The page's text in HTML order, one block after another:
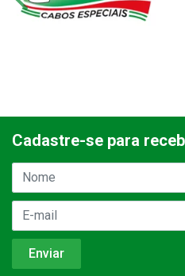
Cadastre-se para